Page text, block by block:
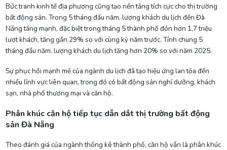
Bức tranh kinh tế địa phương cũng tạo nền tảng tích cực cho thị trường
bất động sản. Trong 5 tháng đầu năm, lượng khách du lịch đến Đà
Nẵng tăng mạnh, đặc biệt trong tháng 5 thành phố đón hơn 1,7 triệu
lượt khách, tăng gần 29% so với cùng kỳ năm trước. Tính chung 5
tháng đầu năm, lượng khách du lịch tăng hơn 20% so với năm 2025.
Sự phục hồi mạnh mẽ của ngành du lịch đã tạo hiệu ứng lan tỏa đến
nhiều lĩnh vực liên quan, trong đó có bất động sản nghỉ dưỡng, khách
sạn, nhà phố thương mại và căn hộ.
Phân khúc căn hộ tiếp tục dẫn dắt thị trường bất động
sản Đà Nẵng
Theo đánh giá của ngành thống kê thành phố, căn hộ vẫn là phân khúc